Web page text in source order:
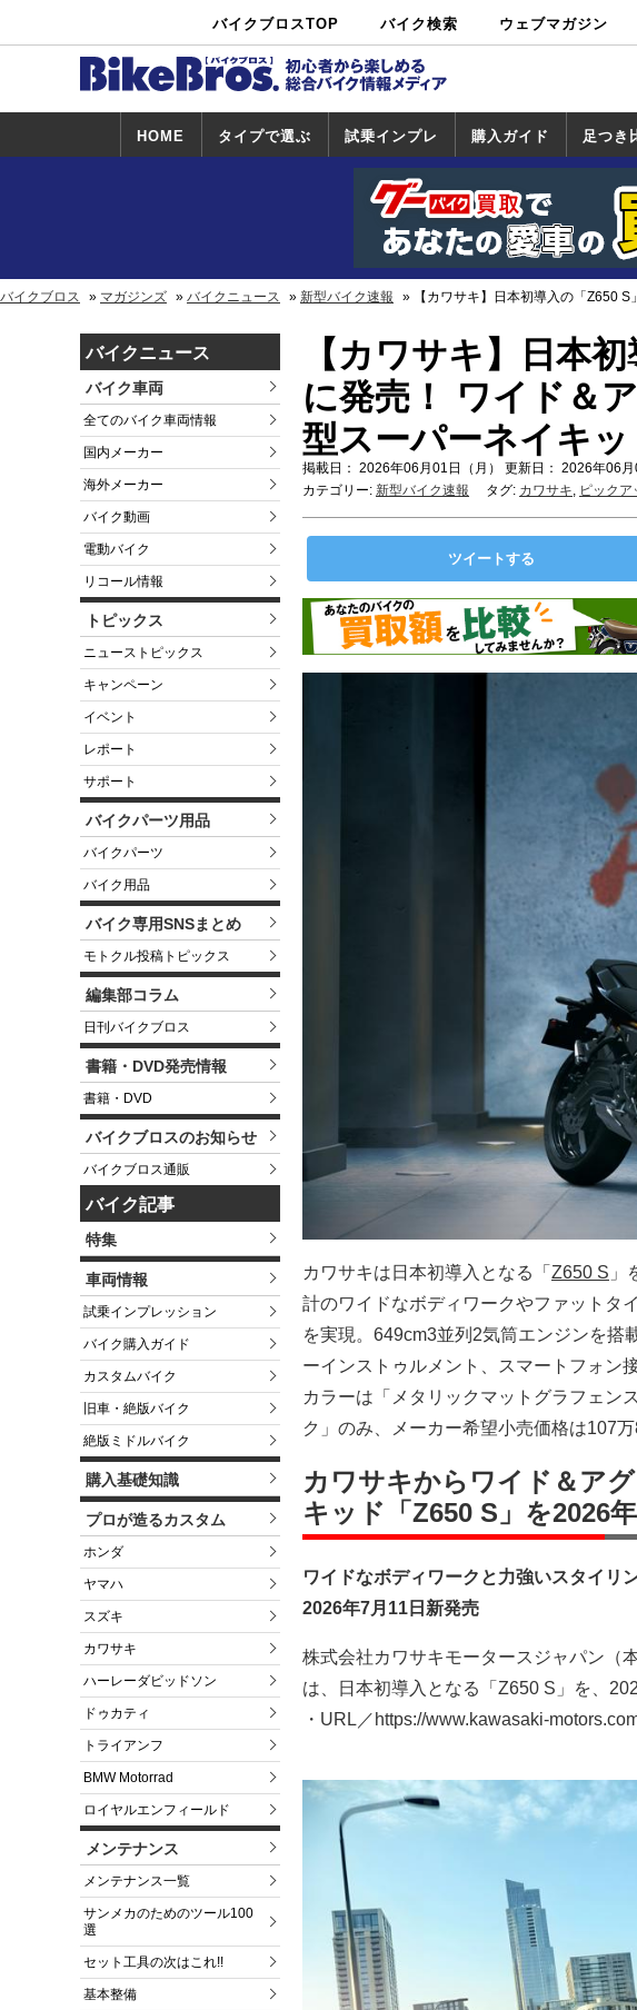
バイクブロスTOP バイク検索
中古バイ
ク・新車検
カタログ検
索
ショップ検
索
ウェブマガジン
HOME タイプで選ぶ 試乗インプレ
試乗インプレ
一覧
ホンダ
ヤマハ
スズキ
カワサキ
ハーレー
BMW
トライアンフ
ドゥカティ
購入ガイド
一覧
足つき
バイクブロス マガジンズ バイクニュース 新型バイク速報 【カワサキ】日本初導入の「Z650
バイクニュース
バイク車両
全てのバイク車両情報
国内メーカー
海外メーカー
バイク動画
電動バイク
リコール情報
トピックス
ニューストピックス
キャンペーン
イベント
レポート
サポート
バイクパーツ用品
バイクパーツ
バイク用品
バイク専用SNSまとめ
モトクル投稿トピックス
編集部コラム
日刊バイクブロス
書籍・DVD発売情報
書籍・DVD
バイクブロスのお知らせ
バイクブロス通販
バイク記事
特集
車両情報
試乗インプレッション
バイク購入ガイド
カスタムバイク
旧車・絶版バイク
絶版ミドルバイク
購入基礎知識
プロが造るカスタム
ホンダ
ヤマハ
スズキ
カワサキ
ハーレーダビッドソン
ドゥカティ
トライアンフ
BMW Motorrad
ロイヤルエンフィールド
メンテナンス
メンテナンス一覧
サンメカのためのツール100
選
セット工具の次はこれ!!
基本整備
【カワサキ】日本
に発売！ ワイド＆
型スーパーネイキッ
掲載日： 2026年06月01日（月） 更新日： 2026年06月
カテゴリー: 新型バイク速報 タグ: カワサキ, ピックア
ツイートする
カワサキは日本初導入となる「 Z650 S 」
計のワイドなボディワークやファットタ
を実現。649cm3並列2気筒エンジンを搭
ーインストゥルメント、スマートフォン
カラーは「メタリックマットグラフェン
ク」のみ、メーカー希望小売価格は107
カワサキからワイド＆ア
キッド「Z650 S」を2026
ワイドなボディワークと力強いスタイリ
2026年7月11日新発売
株式会社カワサキモータースジャパン（
は、日本初導入となる「Z650 S」を、
・URL／https://www.kawasaki-